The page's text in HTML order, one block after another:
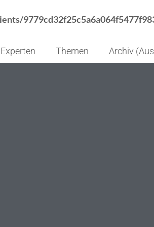
Experten Themen Archiv